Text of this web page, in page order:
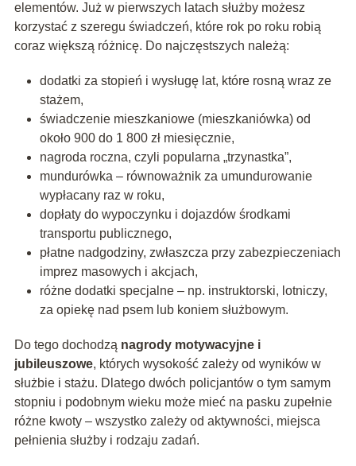
elementów. Już w pierwszych latach służby możesz
korzystać z szeregu świadczeń, które rok po roku robią
coraz większą różnicę. Do najczęstszych należą:
dodatki za stopień i wysługę lat, które rosną wraz ze
stażem,
świadczenie mieszkaniowe (mieszkaniówka) od
około 900 do 1 800 zł miesięcznie,
nagroda roczna, czyli popularna „trzynastka”,
mundurówka – równoważnik za umundurowanie
wypłacany raz w roku,
dopłaty do wypoczynku i dojazdów środkami
transportu publicznego,
płatne nadgodziny, zwłaszcza przy zabezpieczeniach
imprez masowych i akcjach,
różne dodatki specjalne – np. instruktorski, lotniczy,
za opiekę nad psem lub koniem służbowym.
Do tego dochodzą nagrody motywacyjne i
jubileuszowe, których wysokość zależy od wyników w
służbie i stażu. Dlatego dwóch policjantów o tym samym
stopniu i podobnym wieku może mieć na pasku zupełnie
różne kwoty – wszystko zależy od aktywności, miejsca
pełnienia służby i rodzaju zadań.